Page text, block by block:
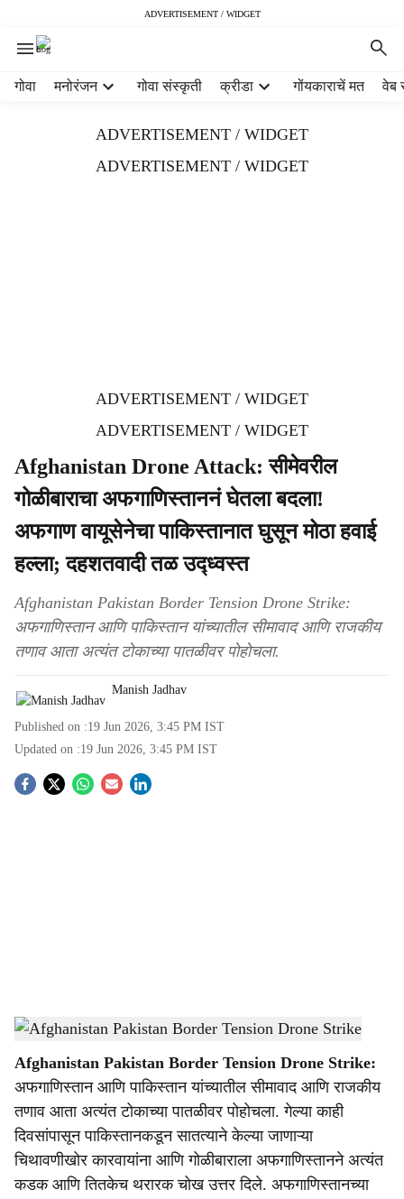
ADVERTISEMENT / WIDGET
गोवा मनोरंजन गोवा संस्कृती क्रीडा गोंयकाराचें मत वेब
ADVERTISEMENT / WIDGET
ADVERTISEMENT / WIDGET
ADVERTISEMENT / WIDGET
ADVERTISEMENT / WIDGET
Afghanistan Drone Attack: सीमेवरील
गोळीबाराचा अफगाणिस्ताननं घेतला बदला!
अफगाण वायूसेनेचा पाकिस्तानात घुसून मोठा हवाई
हल्ला; दहशतवादी तळ उद्ध्वस्त
Afghanistan Pakistan Border Tension Drone Strike:
अफगाणिस्तान आणि पाकिस्तान यांच्यातील सीमावाद आणि राजकीय
तणाव आता अत्यंत टोकाच्या पातळीवर पोहोचला.
Manish Jadhav
Published on :19 Jun 2026, 3:45 PM IST
Updated on :19 Jun 2026, 3:45 PM IST
S
a
r
e
Afghanistan air strike in Pakistan- Dainik Gomantak
Afghanistan Pakistan Border Tension Drone Strike:
अफगाणिस्तान आणि पाकिस्तान यांच्यातील सीमावाद आणि राजकीय
तणाव आता अत्यंत टोकाच्या पातळीवर पोहोचला. गेल्या काही
दिवसांपासून पाकिस्तानकडून सातत्याने केल्या जाणाऱ्या
चिथावणीखोर कारवायांना आणि गोळीबाराला अफगाणिस्तानने अत्यंत
कडक आणि तितकेच थरारक चोख उत्तर दिले. अफगाणिस्तानच्या